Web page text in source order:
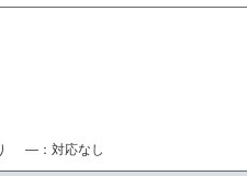
―：対応なし